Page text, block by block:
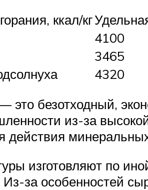
ккал/кг
4100
3465
4320
безотходный,
из-за
действия
изготовляют по
Из-за особенностей